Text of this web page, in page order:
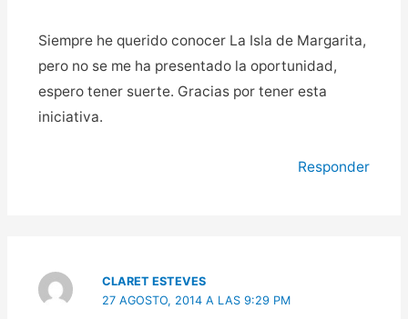
Siempre he querido conocer La Isla de Margarita,
pero no se me ha presentado la oportunidad,
espero tener suerte. Gracias por tener esta
iniciativa.
Responder
CLARET ESTEVES
27 AGOSTO, 2014 A LAS 9:29 PM